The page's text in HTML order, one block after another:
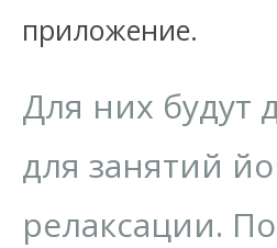
приложение.
Для них будут
для занятий
релаксации.